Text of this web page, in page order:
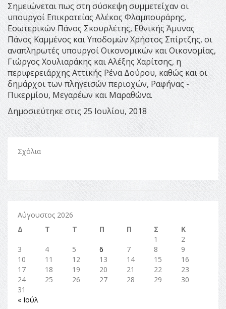
Σημειώνεται πως στη σύσκεψη συμμετείχαν οι
υπουργοί Επικρατείας Αλέκος Φλαμπουράρης,
Εσωτερικών Πάνος Σκουρλέτης, Εθνικής Άμυνας
Πάνος Καμμένος και Υποδομών Χρήστος Σπίρτζης, οι
αναπληρωτές υπουργοί Οικονομικών και Οικονομίας,
Γιώργος Χουλιαράκης και Αλέξης Χαρίτσης, η
περιφερειάρχης Αττικής Ρένα Δούρου, καθώς και οι
δημάρχοι των πληγεισών περιοχών, Ραφήνας -
Πικερμίου, Μεγαρέων και Μαραθώνα.
Δημοσιεύτηκε στις 25 Ιουλίου, 2018
Σχόλια
Αύγουστος 2026
Δ
Τ Τ Π Π Σ
Κ
1
2
3
4 5 6 7 8
9
10
11 12 13 14 15
16
17
18 19 20 21 22
23
24
25 26 27 28 29
30
31
« Ιούλ